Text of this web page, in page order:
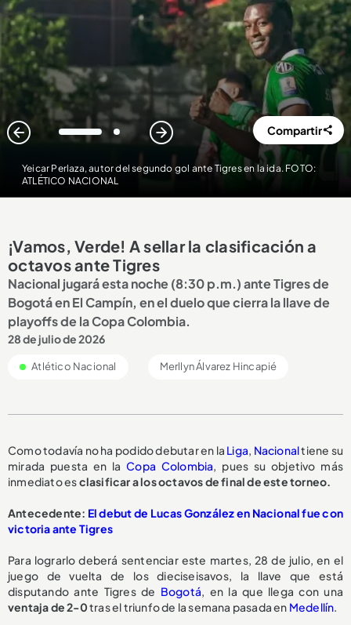
Yeicar Perlaza, autor del segundo gol ante Tigres en la ida. FOTO:
ATLÉTICO NACIONAL
1 2 Compartir
¡Vamos, Verde! A sellar la clasificación a
octavos ante Tigres
Nacional jugará esta noche (8:30 p.m.) ante Tigres de
Bogotá en El Campín, en el duelo que cierra la llave de
playoffs de la Copa Colombia.
28 de julio de 2026
Atlético Nacional Merllyn Álvarez Hincapié
Como todavía no ha podido debutar en la Liga, Nacionaltiene su
mirada puesta en laCopa Colombia, pues su objetivo más
inmediato esclasificar a los octavos de final de este torneo.
Antecedente: El debut de Lucas González en Nacional fue con
victoria ante Tigres
Para lograrlo deberá sentenciar este martes, 28 de julio, en el
juego de vuelta de los dieciseisavos, la llave que está
disputando ante Tigres de Bogotá, en la que llega con una
ventaja de 2-0tras el triunfo de la semana pasada en Medellín.